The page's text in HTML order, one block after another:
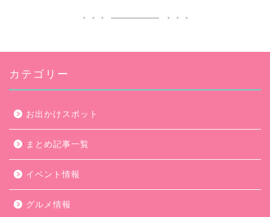
カテゴリー
お出かけスポット
まとめ記事一覧
イベント情報
グルメ情報